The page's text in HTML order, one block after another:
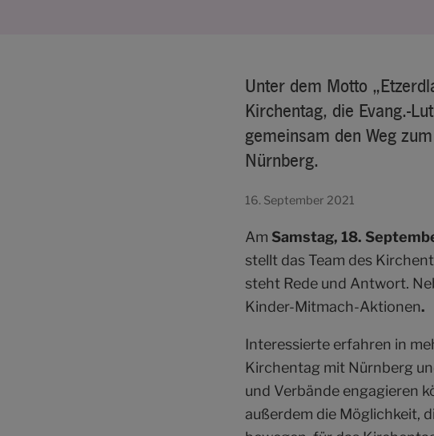
Unter dem Motto
Kirchentag, die Evang.-
gemeinsam den Weg
Nürnberg.
16. September 2021
Am Samstag, 18.
stellt das Team des
steht Rede und Antwort.
Kinder-Mitmach-Aktionen.
Interessierte erfahren in
Kirchentag mit Nürnberg
und Verbände engagieren
außerdem die Möglichkeit,